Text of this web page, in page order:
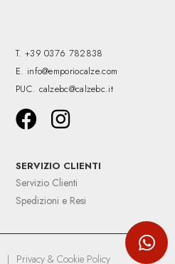
T. +39 0376 782838
E. info@emporiocalze.com
PUC. calzebc@calzebc.it
SERVIZIO CLIENTI
Servizio Clienti
Spedizioni e Resi
| Privacy & Cookie Policy